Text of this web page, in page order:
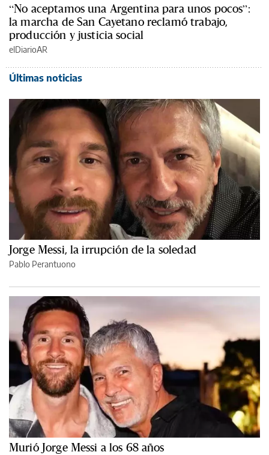
“No aceptamos una Argentina para unos pocos”:
la marcha de San Cayetano reclamó trabajo,
producción y justicia social
elDiarioAR
Últimas noticias
Jorge Messi, la irrupción de la soledad
Pablo Perantuono
Murió Jorge Messi a los 68 años